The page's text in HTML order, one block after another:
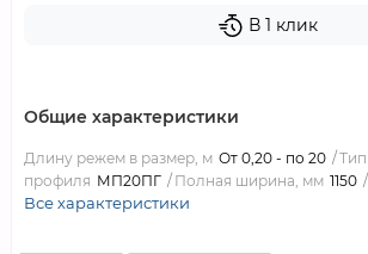
В 1 клик
Общие характеристики
Длину режем в размер, м От 0,20 - по 20
Тип
профиля МП20ПГ Полная ширина, мм 1150
Все характеристики